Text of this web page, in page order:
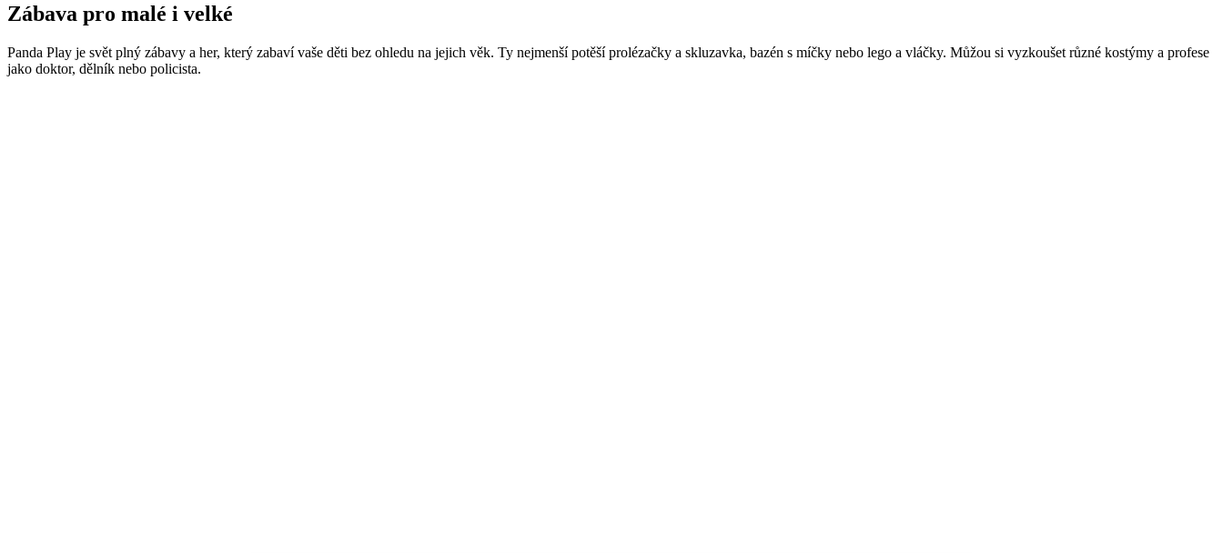
Zábava pro malé i velké
Panda Play je svět plný zábavy a her, který zabaví vaše děti bez ohledu na jejich věk. Ty nejmenší potěší prolézačky a skluzavka, bazén s míčky nebo lego a vláčky. Můžou si vyzkoušet různé kostýmy a profese
jako doktor, dělník nebo policista.